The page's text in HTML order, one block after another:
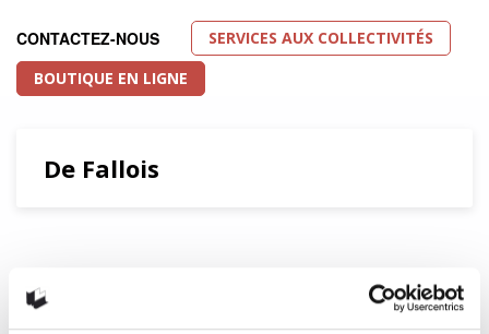
CONTACTEZ-NOUS
SERVICES AUX COLLECTIVITÉS
BOUTIQUE EN LIGNE
De Fallois